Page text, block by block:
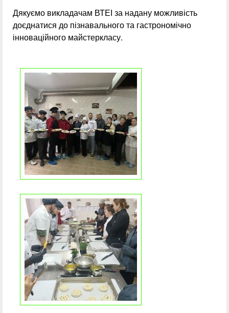
Дякуємо викладачам ВТЕІ за надану можливість
доєднатися до пізнавального та гастрономічно
інноваційного майстеркласу.